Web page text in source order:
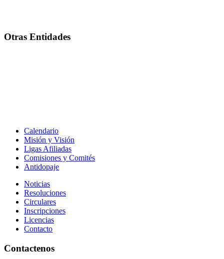
Otras Entidades
Calendario
Misión y Visión
Ligas Afiliadas
Comisiones y Comités
Antidopaje
Noticias
Resoluciones
Circulares
Inscripciones
Licencias
Contacto
Contactenos